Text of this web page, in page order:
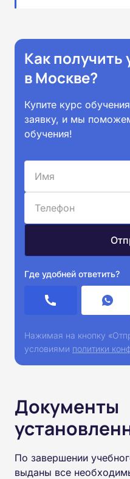
Как получить
в Москве?
Купите курс
заявку, и мы
обучения!
Где удобней ответить?
Нажимая на кнопку
условиями политики
Документы
По завершении
выданы все